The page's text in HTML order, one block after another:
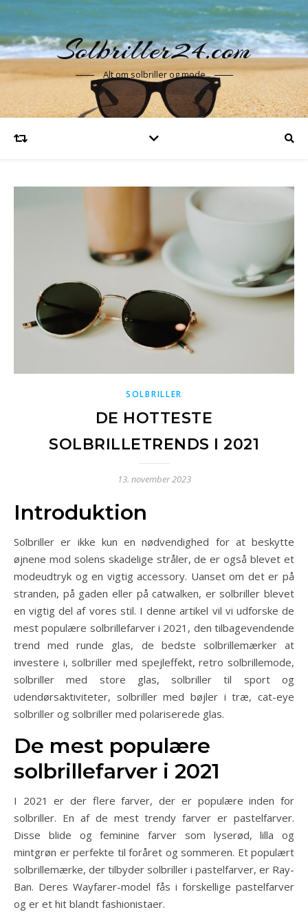
Solbriller24.com
Alt om solbriller og mode
SOLBRILLER
DE HOTTESTE
SOLBRILLETRENDS I 2021
13. november 2023
Introduktion
Solbriller er ikke kun en nødvendighed for at beskytte
øjnene mod solens skadelige stråler, de er også blevet et
modeudtryk og en vigtig accessory. Uanset om det er på
stranden, på gaden eller på catwalken, er solbriller blevet
en vigtig del af vores stil. I denne artikel vil vi udforske de
mest populære solbrillefarver i 2021, den tilbagevendende
trend med runde glas, de bedste solbrillemærker at
investere i, solbriller med spejleffekt, retro solbrillemode,
solbriller med store glas, solbriller til sport og
udendørsaktiviteter, solbriller med bøjler i træ, cat-eye
solbriller og solbriller med polariserede glas.
De mest populære
solbrillefarver i 2021
I 2021 er der flere farver, der er populære inden for
solbriller. En af de mest trendy farver er pastelfarver.
Disse blide og feminine farver som lyserød, lilla og
mintgrøn er perfekte til foråret og sommeren. Et populært
solbrillemærke, der tilbyder solbriller i pastelfarver, er Ray-
Ban. Deres Wayfarer-model fås i forskellige pastelfarver
og er et hit blandt fashionistaer.